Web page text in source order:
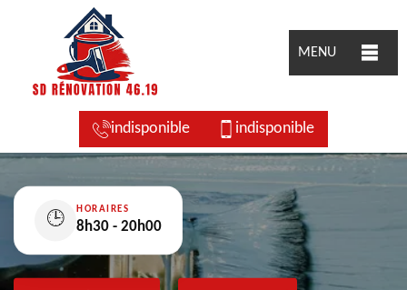
MENU
indisponible indisponible
🕒
HORAIRES
8h30 - 20h00